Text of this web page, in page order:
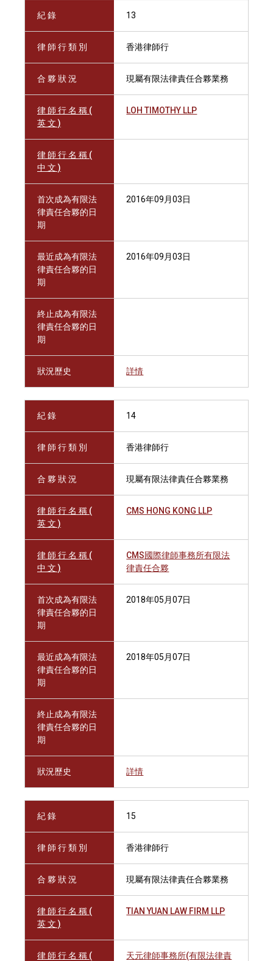
紀 錄 13
律 師 行 類 別 香港律師行
合 夥 狀 況 現屬有限法律責任合夥業務
律 師 行 名 稱 (
英 文 )
LOH TIMOTHY LLP
律 師 行 名 稱 (
中 文 )
首次成為有限法
律責任合夥的日
期
2016年09月03日
最近成為有限法
律責任合夥的日
期
2016年09月03日
終止成為有限法
律責任合夥的日
期
狀況歷史 詳情
紀 錄 14
律 師 行 類 別 香港律師行
合 夥 狀 況 現屬有限法律責任合夥業務
律 師 行 名 稱 (
英 文 )
CMS HONG KONG LLP
律 師 行 名 稱 (
中 文 )
CMS國際律師事務所有限法
律責任合夥
首次成為有限法
律責任合夥的日
期
2018年05月07日
最近成為有限法
律責任合夥的日
期
2018年05月07日
終止成為有限法
律責任合夥的日
期
狀況歷史 詳情
紀 錄 15
律 師 行 類 別 香港律師行
合 夥 狀 況 現屬有限法律責任合夥業務
律 師 行 名 稱 (
英 文 )
TIAN YUAN LAW FIRM LLP
律 師 行 名 稱 ( 天元律師事務所(有限法律責